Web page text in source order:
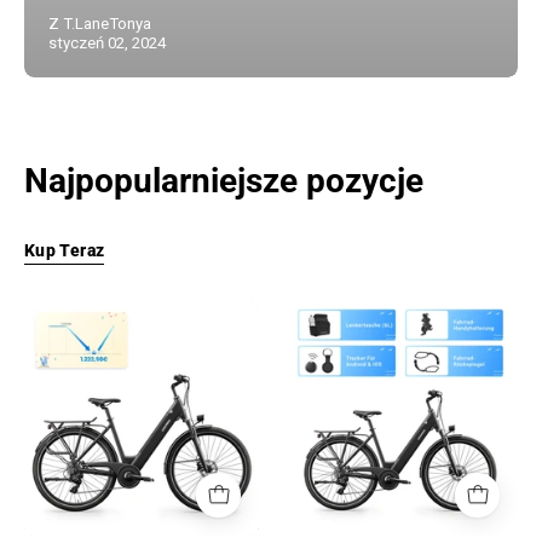
Z T.LaneTonya
styczeń 02, 2024
Najpopularniejsze pozycje
Kup Teraz
Bike
nowa
edycja
2026
Zestawy
ulepszające
rower
elektryczny
rower
Grundig